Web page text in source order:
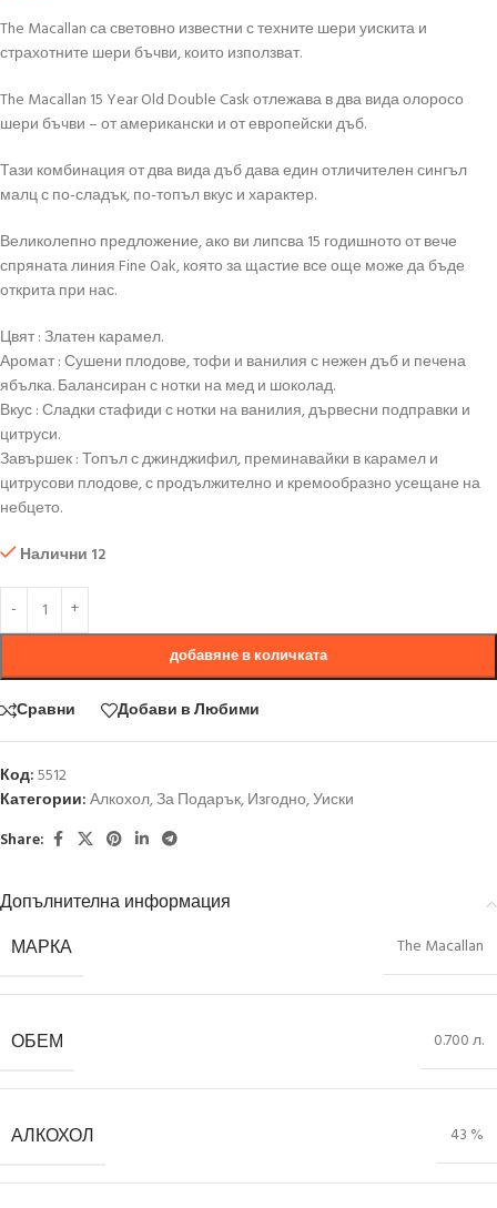
The Macallan са световно известни с техните шери уискита и
страхотните шери бъчви, които използват.
The Macallan 15 Year Old Double Cask отлежава в два вида олоросо
шери бъчви – от американски и от европейски дъб.
Тази комбинация от два вида дъб дава един отличителен сингъл
малц с по-сладък, по-топъл вкус и характер.
Великолепно предложение, ако ви липсва 15 годишното от вече
спряната линия Fine Oak, която за щастие все още може да бъде
открита при нас.
Цвят : Златен карамел.
Аромат : Сушени плодове, тофи и ванилия с нежен дъб и печена
ябълка. Балансиран с нотки на мед и шоколад.
Вкус : Сладки стафиди с нотки на ванилия, дървесни подправки и
цитруси.
Завършек : Топъл с джинджифил, преминавайки в карамел и
цитрусови плодове, с продължително и кремообразно усещане на
небцето.
Налични 12
добавяне в количката
Сравни Добави в Любими
Код:5512
Категории:Алкохол,За Подарък,Изгодно,Уиски
Share:
Допълнителна информация
МАРКА The Macallan
ОБЕМ 0.700 л.
АЛКОХОЛ 43 %